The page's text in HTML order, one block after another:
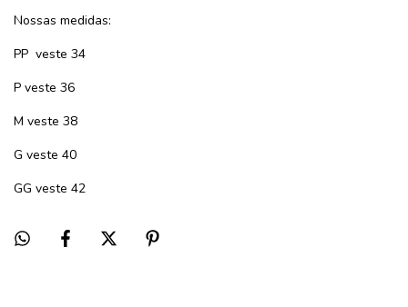
Nossas medidas:
PP veste 34
P veste 36
M veste 38
G veste 40
GG veste 42